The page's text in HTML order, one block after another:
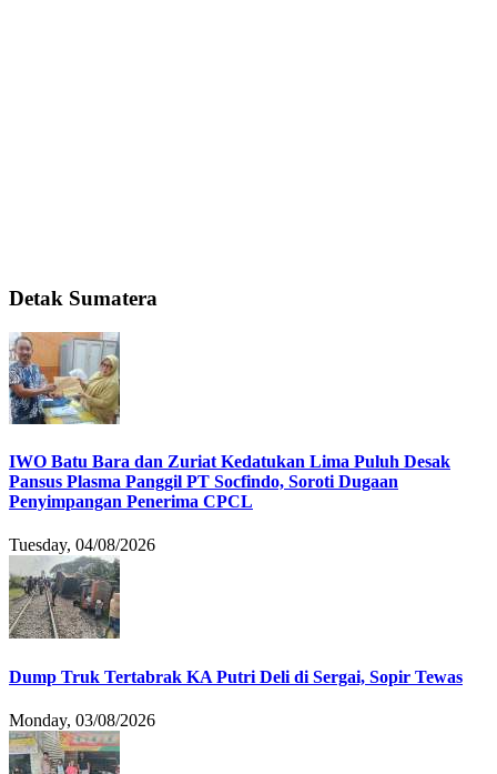
Detak Sumatera
IWO Batu Bara dan Zuriat Kedatukan Lima Puluh Desak
Pansus Plasma Panggil PT Socfindo, Soroti Dugaan
Penyimpangan Penerima CPCL
Tuesday, 04/08/2026
Dump Truk Tertabrak KA Putri Deli di Sergai, Sopir Tewas
Monday, 03/08/2026